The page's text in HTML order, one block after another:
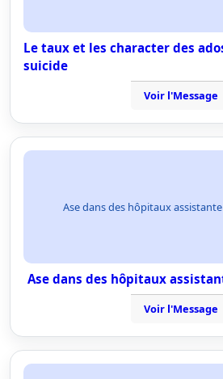
Le taux et les character des
suicide
Voir l'Message
Ase dans des hôpitaux
Ase dans des hôpitaux
Voir l'Message